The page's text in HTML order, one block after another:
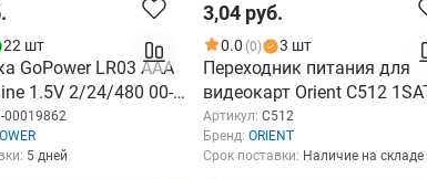
22 шт
GoPower LR03 AAA
1.5V 2/24/480 00-
00019862
5 дней
3,04 руб.
0.0 (0) 3 шт
Переходник питания для
видеокарт Orient C512
M- 6pin
Артикул: C512
Бренд: ORIENT
Срок поставки: Наличие на складе